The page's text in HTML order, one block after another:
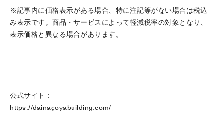
※記事内に価格表示がある場合、特に注記等がない場合は税込
み表示です。商品・サービスによって軽減税率の対象となり、
表示価格と異なる場合があります。
公式サイト：
https://dainagoyabuilding.com/